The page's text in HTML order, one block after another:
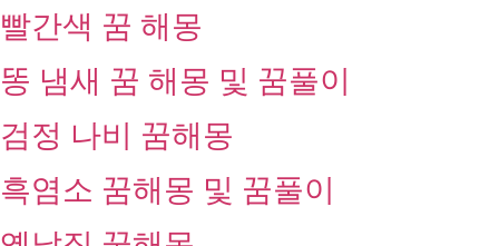
빨간색 꿈 해몽
똥 냄새 꿈 해몽 및 꿈풀이
검정 나비 꿈해몽
흑염소 꿈해몽 및 꿈풀이